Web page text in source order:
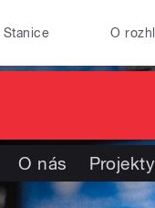
Stanice O
O nás Projekty